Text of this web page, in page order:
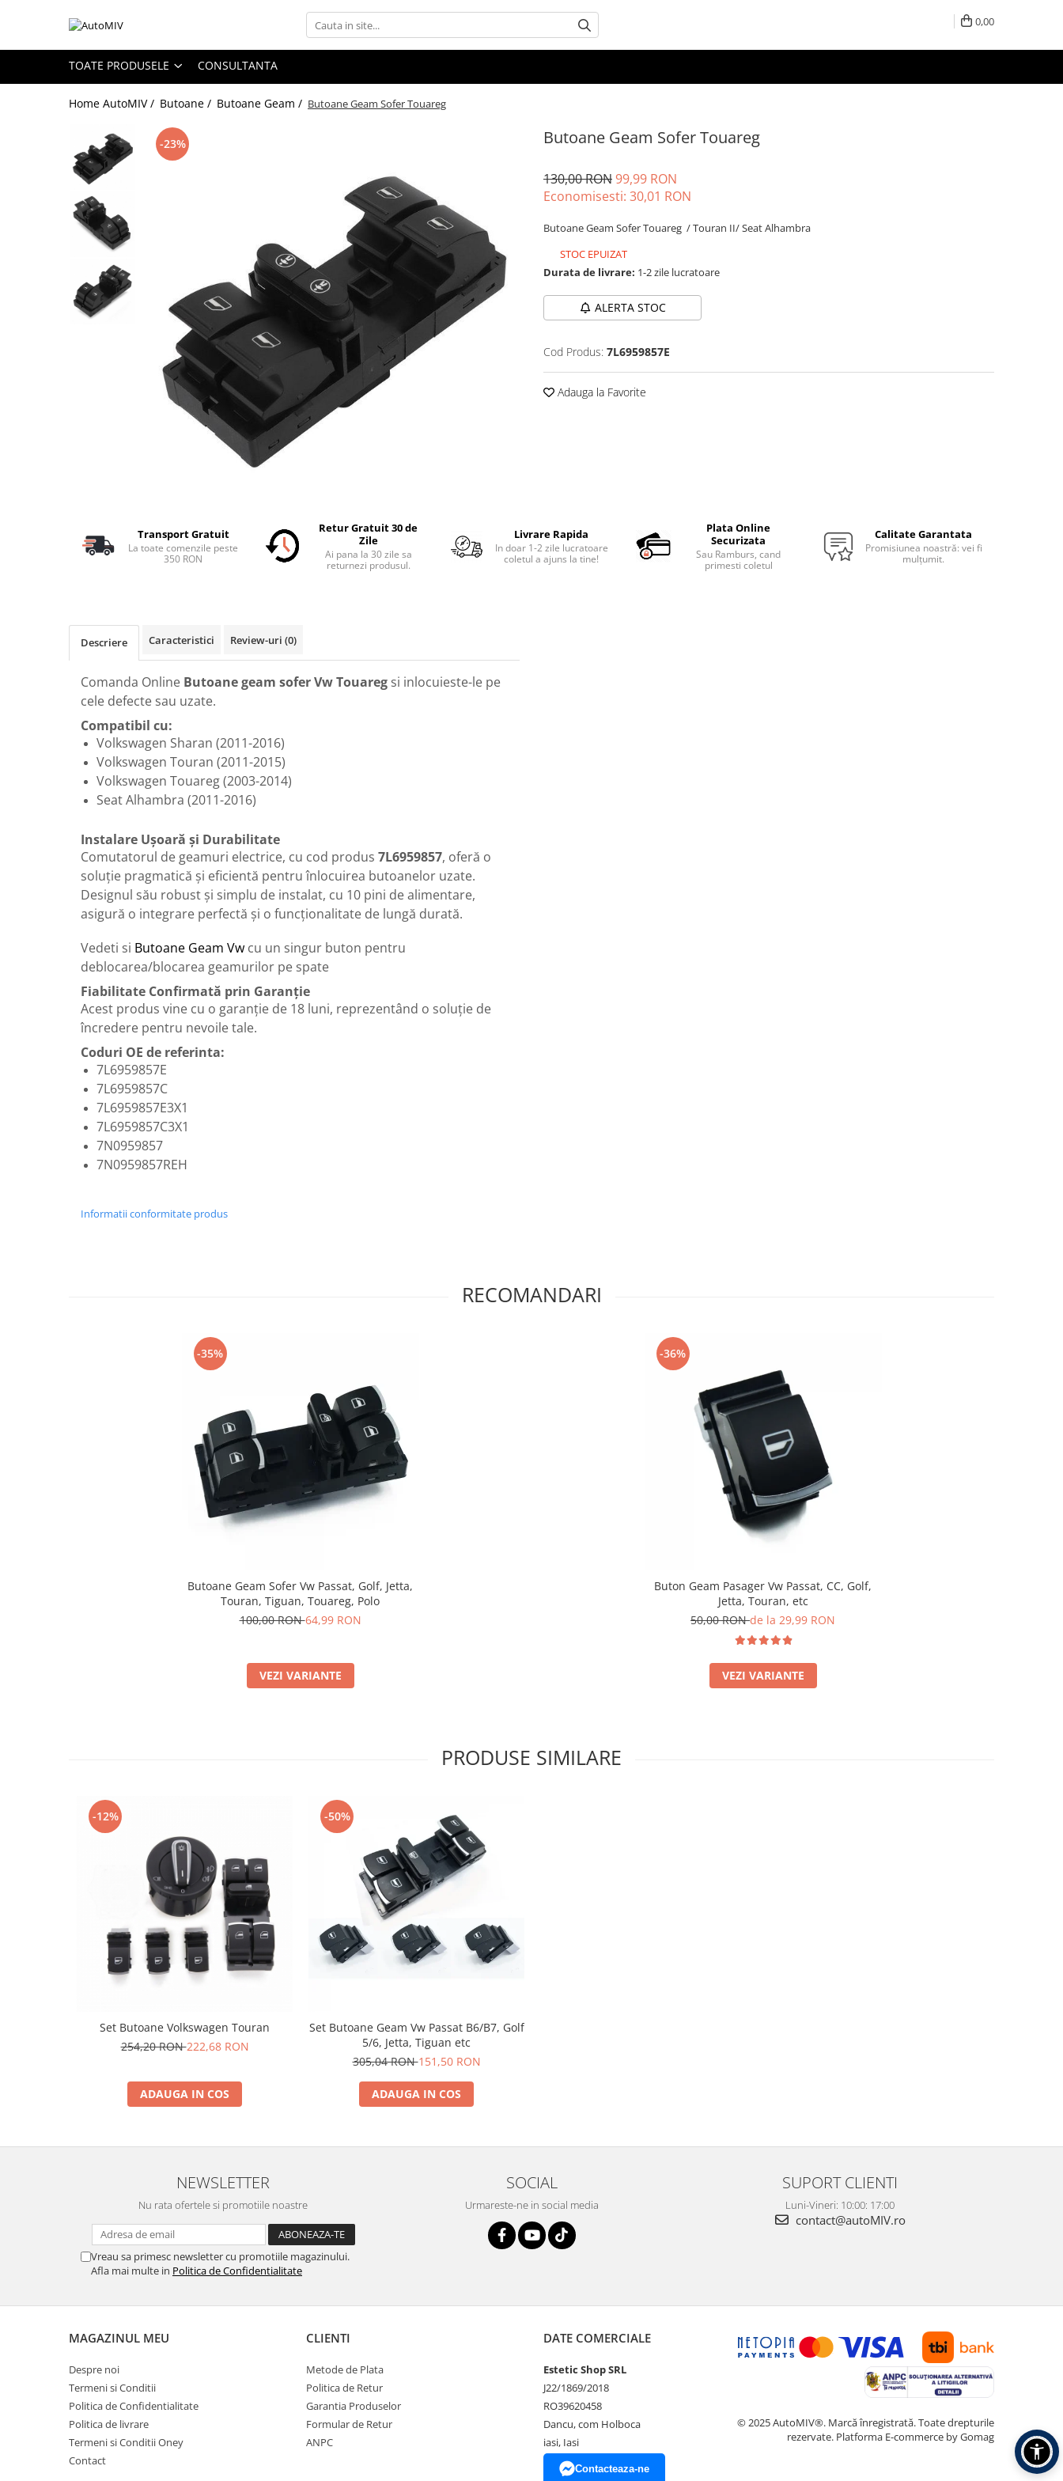
Toate Produsele
Oferta Saptamanii
Butoane Reglare Oglinzi
Seturi Butoane
Butoane Blocare/Deblocare
Buton Clapeta Rezervor
Buton Portbagaj
Alte Butoane/Comutatoare
Covorase Auto/ Presuri Auto
Seturi Interior
Carcasa Cheie
Accesorii Electronice Auto
Incarcatoare Auto
Accesorii pentru Roti si Anvelope
Husa Anvelope
Organizatoare Auto
Iluminat Auto
Accesorii LED
Piese Caroserie
Amortizoare Capota
Pompa Spalator Parbriz
Accesorii Camioane
Lampi si Proiectoare Camion
Marcaje si Echipamente de
Echipamente Electrice si
Lubrifianti si Spray-uri de Curatare
0,00
TOATE PRODUSELE CONSULTANTA
Home AutoMIV / Butoane / Butoane Geam / Butoane Geam Sofer Touareg
Butoane Geam Sofer Touareg
-23%
130,00 RON99,99 RON
Economisesti: 30,01 RON
Butoane Geam Sofer Touareg / Touran II/ Seat Alhambra
STOC EPUIZAT
Durata de livrare: 1-2 zile lucratoare
ALERTA STOC
Cod Produs: 7L6959857E
Adauga la Favorite
Transport Gratuit
La toate comenzile peste
350 RON
Retur Gratuit 30 de
Zile
Ai pana la 30 zile sa
returnezi produsul.
Livrare Rapida
In doar 1-2 zile lucratoare
coletul a ajuns la tine!
Plata Online
Securizata
Sau Ramburs, cand
primesti coletul
Calitate Garantata
Promisiunea noastră: vei fi
mulțumit.
Descriere Caracteristici Review-uri (0)
Comanda Online Butoane geam sofer Vw Touareg si inlocuieste-le pe
cele defecte sau uzate.
Compatibil cu:
Volkswagen Sharan (2011-2016)
Volkswagen Touran (2011-2015)
Volkswagen Touareg (2003-2014)
Seat Alhambra (2011-2016)
Instalare Ușoară și Durabilitate
Comutatorul de geamuri electrice, cu cod produs 7L6959857, oferă o
soluție pragmatică și eficientă pentru înlocuirea butoanelor uzate.
Designul său robust și simplu de instalat, cu 10 pini de alimentare,
asigură o integrare perfectă și o funcționalitate de lungă durată.
Vedeti si Butoane Geam Vw cu un singur buton pentru
deblocarea/blocarea geamurilor pe spate
Fiabilitate Confirmată prin Garanție
Acest produs vine cu o garanție de 18 luni, reprezentând o soluție de
încredere pentru nevoile tale.
Coduri OE de referinta:
7L6959857E
7L6959857C
7L6959857E3X1
7L6959857C3X1
7N0959857
7N0959857REH
Informatii conformitate produs
RECOMANDARI
-35%
Butoane Geam Sofer Vw Passat, Golf, Jetta,
Touran, Tiguan, Touareg, Polo
100,00 RON64,99 RON
VEZI VARIANTE
-36%
Buton Geam Pasager Vw Passat, CC, Golf,
Jetta, Touran, etc
50,00 RONde la 29,99 RON
VEZI VARIANTE
PRODUSE SIMILARE
-12%
Set Butoane Volkswagen Touran
254,20 RON222,68 RON
ADAUGA IN COS
-50%
Set Butoane Geam Vw Passat B6/B7, Golf
5/6, Jetta, Tiguan etc
305,04 RON151,50 RON
ADAUGA IN COS
NEWSLETTER
Nu rata ofertele si promotiile noastre
Vreau sa primesc newsletter cu promotiile magazinului.
Afla mai multe in Politica de Confidentialitate
SOCIAL
Urmareste-ne in social media
SUPORT CLIENTI
Luni-Vineri: 10:00: 17:00
contact@autoMIV.ro
MAGAZINUL MEU
Despre noi
Termeni si Conditii
Politica de Confidentialitate
Politica de livrare
Termeni si Conditii Oney
Contact
CLIENTI
Metode de Plata
Politica de Retur
Garantia Produselor
Formular de Retur
ANPC
DATE COMERCIALE
Estetic Shop SRL
J22/1869/2018
RO39620458
Dancu, com Holboca
iasi, Iasi
Contacteaza-ne
© 2025 AutoMIV®. Marcă înregistrată. Toate drepturile
rezervate. Platforma E-commerce by Gomag